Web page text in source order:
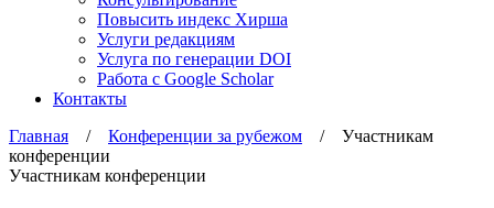
Повысить индекс Хирша
Услуги редакциям
Услуга по генерации DOI
Работа с Google Scholar
Контакты
Главная / Конференции за рубежом / Участникам
конференции
Участникам конференции